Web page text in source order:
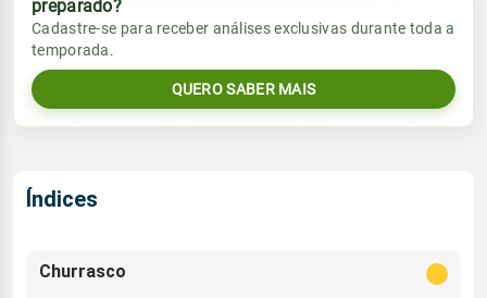
Umidade do ar
55%84%
Rajada de vento
Sol
07:47h às 20:07h
Lua
Chuva
0.0mm
Umidade do ar
Vento
ESE - 15km/h
Rajada de vento
Sol
preparado?
Cadastre-se para receber análises exclusivas durante toda a
temporada.
QUERO SABER MAIS
Índices
Churrasco